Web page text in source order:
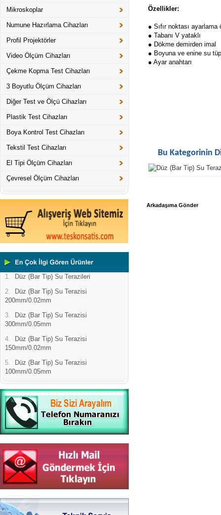
Mikroskoplar
Numune Hazırlama Cihazları
Profil Projektörler
Video Ölçüm Cihazları
Çekme Kopma Test Cihazları
3 Boyutlu Ölçüm Cihazları
Diğer Test ve Ölçü Cihazları
Plastik Test Cihazları
Boya Kontrol Test Cihazları
Tekstil Test Cihazları
El Tipi Ölçüm Cihazları
Çevresel Ölçüm Cihazları
1.
Düz (Bar Tip) Su Terazileri
2.
Düz (Bar Tip) Su Terazisi
200mm/0.02mm
3.
Düz (Bar Tip) Su Terazisi
300mm/0.05mm
4.
Düz (Bar Tip) Su Terazisi
150mm/0.02mm
5.
Düz (Bar Tip) Su Terazisi
100mm/0.05mm
Özellikler:
● Sıfır noktası ayarlama
● Tabanı V yataklı
● Dökme demirden imal
● Boyuna ve enine su
● Ayar anahtarı
Bu Kategorinin
Arkadaşıma Gönder